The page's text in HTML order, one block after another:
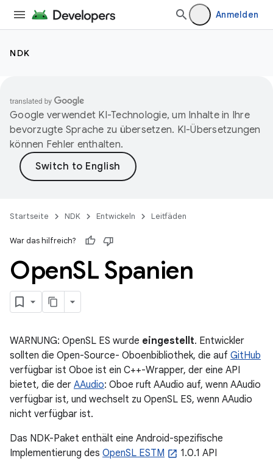
Anmelden
NDK
Google verwendet KI-Technologie, um Inhalte in Ihre
bevorzugte Sprache zu übersetzen. KI-Übersetzungen
können Fehler enthalten.
Startseite NDK Entwickeln Leitfäden
War das hilfreich?
OpenSL Spanien
WARNUNG: OpenSL ES wurde eingestellt. Entwickler
sollten die Open-Source- Oboenbibliothek, die auf GitHub
verfügbar ist Oboe ist ein C++-Wrapper, der eine API
bietet, die der AAudio: Oboe ruft AAudio auf, wenn AAudio
verfügbar ist, und wechselt zu OpenSL ES, wenn AAudio
nicht verfügbar ist.
Das NDK-Paket enthält eine Android-spezifische
Implementierung des OpenSL ESTM
1.0.1 API